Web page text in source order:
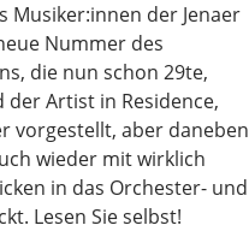
Musiker:innen der Jenaer
Nummer des
die nun schon 29te,
Artist in Residence,
vorgestellt, aber daneben
wieder mit wirklich
in das Orchester- und
Lesen Sie selbst!